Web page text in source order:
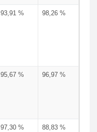
93,91 % 98,26 %
95,67 % 96,97 %
97,30 % 88,83 %